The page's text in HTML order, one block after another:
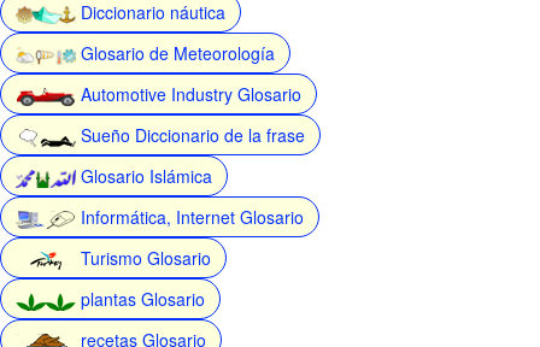
Diccionario náutica
Glosario de Meteorología
Automotive Industry Glosario
Sueño Diccionario de la frase
Glosario Islámica
Informática, Internet Glosario
Turismo Glosario
plantas Glosario
recetas Glosario